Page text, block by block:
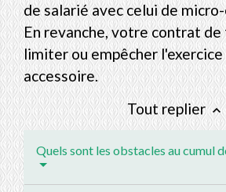
de salarié avec celui de
En revanche, votre contrat
limiter ou empêcher
accessoire.
Tout replier keyboard_arrow_up
Quels sont les obstacles au cumul